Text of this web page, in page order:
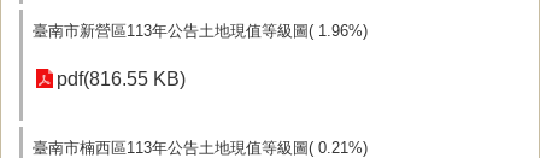
臺南市新營區113年公告土地現值等級圖( 1.96%)
pdf(816.55 KB)
臺南市楠西區113年公告土地現值等級圖( 0.21%)